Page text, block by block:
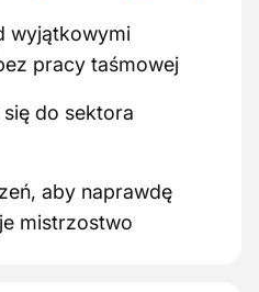
wyjątkowymi
pracy taśmowej
do sektora
aby naprawdę
mistrzostwo